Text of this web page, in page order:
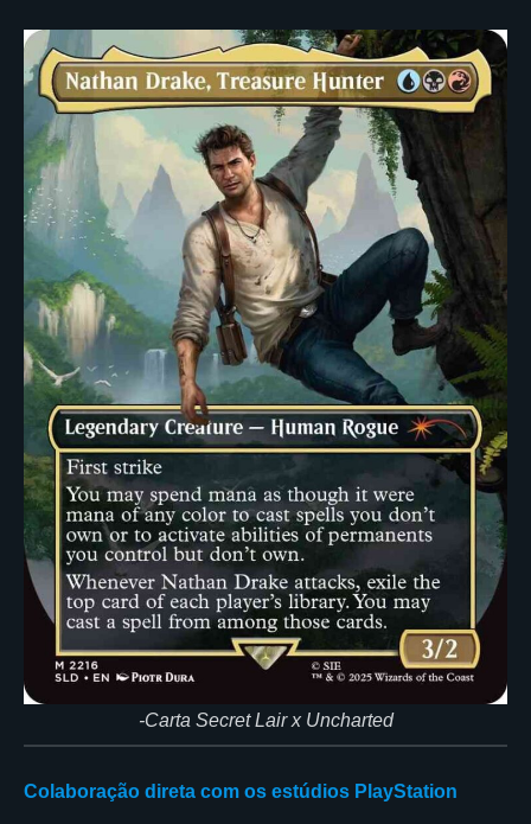
-Carta Secret Lair x Uncharted
Colaboração direta com os estúdios PlayStation